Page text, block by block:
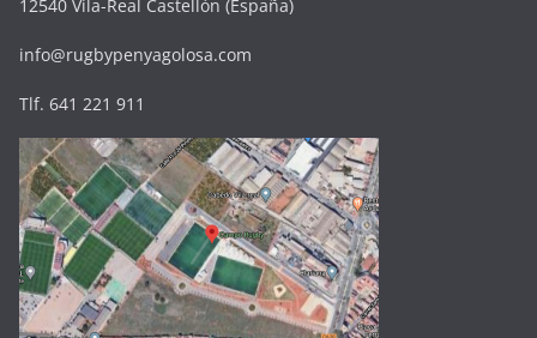
12540 Vila-Real Castellón (España)
info@rugbypenyagolosa.com
Tlf. 641 221 911